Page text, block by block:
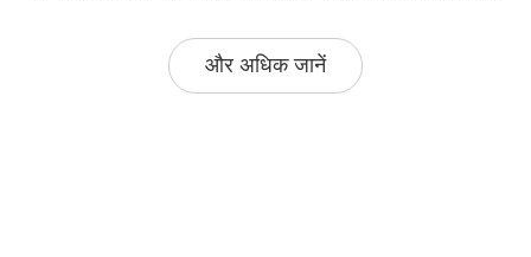
और अधिक जानें